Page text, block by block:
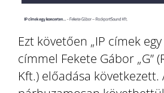
Ezt követően „IP címek
címmel Fekete Gábor „G”
Kft.) előadása következett.